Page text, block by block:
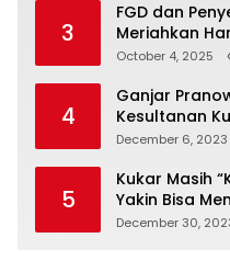
3
FGD dan
Meriahkan
October 4, 2025
4
Ganjar
Kesultanan
December 6, 2023
5
Kukar Masih
Yakin Bisa
December 30,